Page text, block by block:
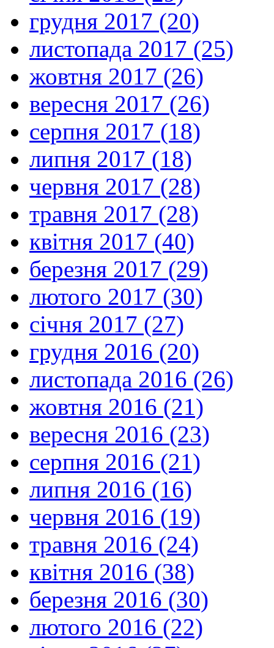
грудня 2017 (20)
листопада 2017 (25)
жовтня 2017 (26)
вересня 2017 (26)
серпня 2017 (18)
липня 2017 (18)
червня 2017 (28)
травня 2017 (28)
квітня 2017 (40)
березня 2017 (29)
лютого 2017 (30)
січня 2017 (27)
грудня 2016 (20)
листопада 2016 (26)
жовтня 2016 (21)
вересня 2016 (23)
серпня 2016 (21)
липня 2016 (16)
червня 2016 (19)
травня 2016 (24)
квітня 2016 (38)
березня 2016 (30)
лютого 2016 (22)